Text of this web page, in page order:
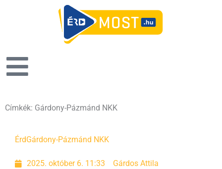
Címkék: Gárdony-Pázmánd NKK
ÉrdGárdony-Pázmánd NKK
2025. október 6. 11:33 Gárdos Attila